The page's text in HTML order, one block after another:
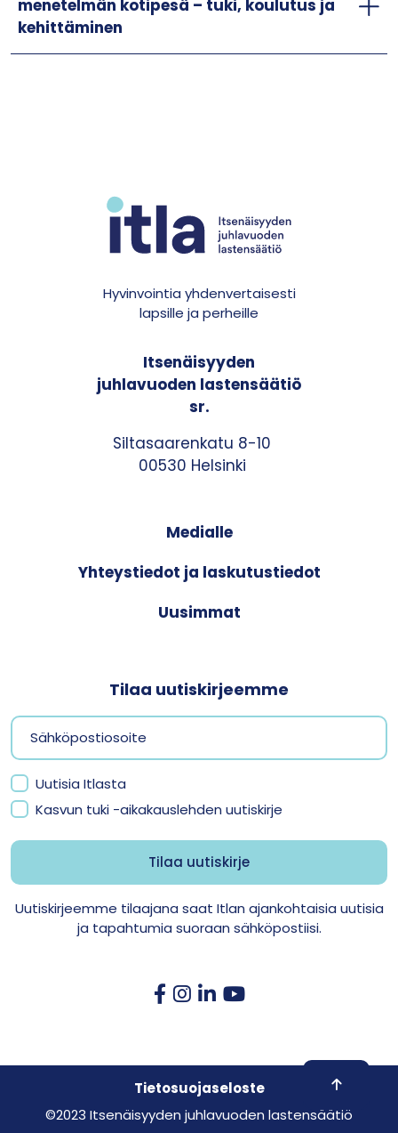
Skroll to
menetelmän kotipesä – tuki, koulutus ja
kehittäminen
Hyvinvointia yhdenvertaisesti
lapsille ja perheille
Itsenäisyyden
juhlavuoden lastensäätiö
sr.
Siltasaarenkatu 8-10
00530 Helsinki
Medialle
Yhteystiedot ja laskutustiedot
Uusimmat
Tilaa uutiskirjeemme
Uutisia Itlasta
Kasvun tuki -aikakauslehden uutiskirje
Uutiskirjeemme tilaajana saat Itlan ajankohtaisia uutisia
ja tapahtumia suoraan sähköpostiisi.
Tietosuojaseloste
©2023 Itsenäisyyden juhlavuoden lastensäätiö